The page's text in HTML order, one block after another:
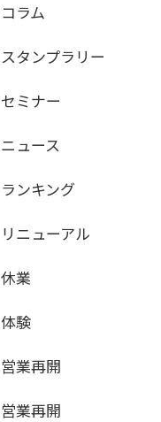
コラム
スタンプラリー
セミナー
ニュース
ランキング
リニューアル
休業
体験
営業再開
営業再開